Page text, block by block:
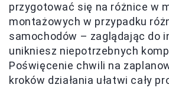
przygotować się na różnice w
montażowych w przypadku
samochodów – zaglądając do
unikniesz niepotrzebnych
Poświęcenie chwili na
kroków działania ułatwi cały